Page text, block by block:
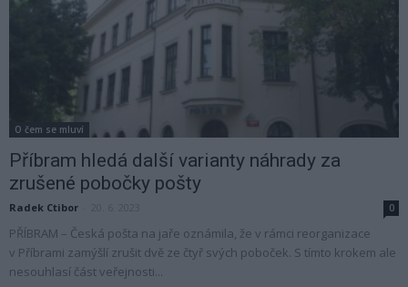
O čem se mluví
Příbram hledá další varianty náhrady za
zrušené pobočky pošty
Radek Ctibor 0
PŘÍBRAM – Česká pošta na jaře oznámila, že v rámci reorganizace
v Příbrami zamýšlí zrušit dvě ze čtyř svých poboček. S tímto krokem ale
nesouhlasí část veřejnosti...